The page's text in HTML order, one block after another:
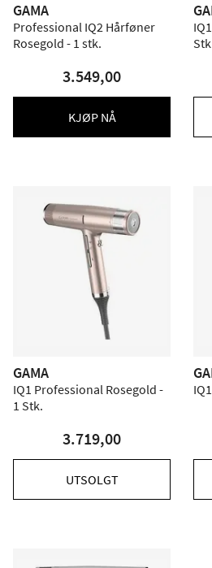
GAMA
Professional IQ2 Hårføner
Rosegold - 1 stk.
3.549,00
KJØP NÅ
GAMA
IQ1 Professional Rosegold -
1 Stk.
3.719,00
UTSOLGT